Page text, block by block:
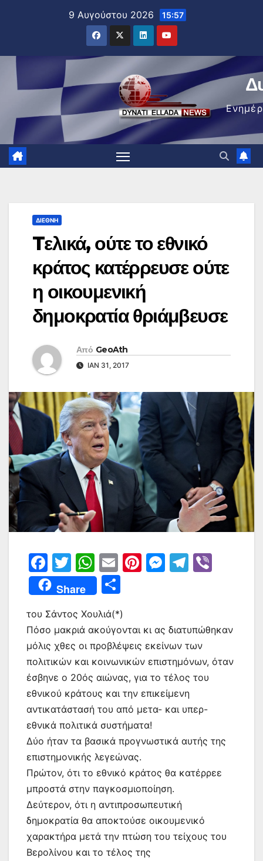
9 Αυγούστου 2026 15:57
ΔΙΕΘΝΉ
Tελικά, ούτε το εθνικό
κράτος κατέρρευσε ούτε
η οικουμενική
δημοκρατία θριάμβευσε
Από GeoAth
ΙΑΝ 31, 2017
F
a
c
e
b
o
o
k
T
w
itt
er
W
h
at
s
A
p
p
E
m
ai
l
Pi
st
M
e
n
g
er
T
a
m
Share
ρ
α
σ
τε
ίτ
ε
του Σάντος Χουλιά(*)
Πόσο μακριά ακούγονται κι ας διατυπώθηκαν
μόλις χθες οι προβλέψεις εκείνων των
πολιτικών και κοινωνικών επιστημόνων, όταν
έσβηνε ο 20ός αιώνας, για το τέλος του
εθνικού κράτους και την επικείμενη
αντικατάστασή του από μετα- και υπερ-
εθνικά πολιτικά συστήματα!
Δύο ήταν τα βασικά προγνωστικά αυτής της
επιστημονικής λεγεώνας.
Πρώτον, ότι το εθνικό κράτος θα κατέρρεε
μπροστά στην παγκοσμιοποίηση.
Δεύτερον, ότι η αντιπροσωπευτική
δημοκρατία θα αποκτούσε οικουμενικό
χαρακτήρα μετά την πτώση του τείχους του
Βερολίνου και το τέλος της